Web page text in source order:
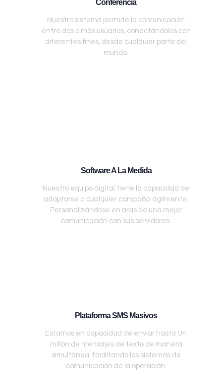
Conferencia
Nuestro sistema permite la comunicación
entre dos o más usuarios, conectándolos con
diferentes fines, desde cualquier parte del
mundo.
Software A La Medida
Nuestro equipo digital tiene la capacidad de
adaptarse a cualquier campaña ágilmente.
Personalizándose en aras de una mejor
comunicación con sus servidores.
Plataforma SMS Masivos
Estamos en capacidad de enviar hasta Un
millón de mensajes de texto de manera
simultánea, facilitando los sistemas de
comunicación de la operación.